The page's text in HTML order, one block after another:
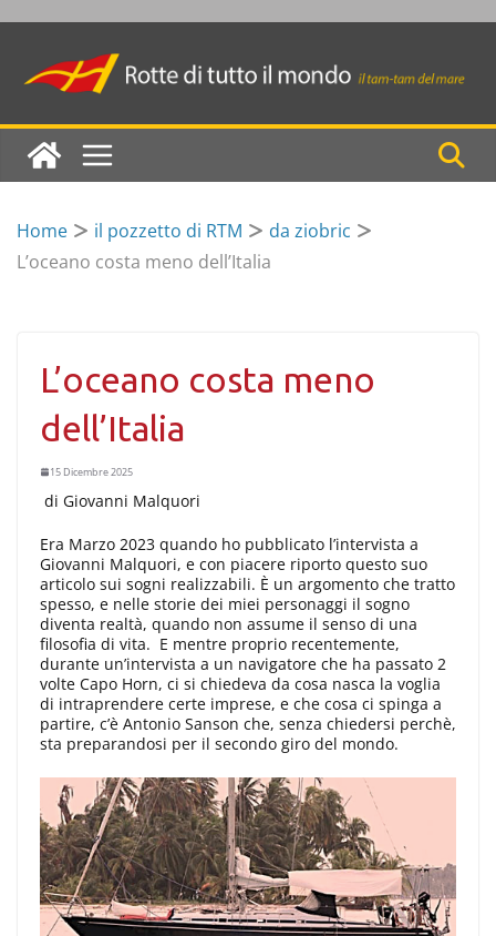
to
Home il pozzetto di RTM
da ziobric
L’oceano costa meno dell’Italia
L’oceano costa meno
dell’Italia
15 Dicembre 2025
di Giovanni Malquori
Era Marzo 2023 quando ho pubblicato l’intervista a
Giovanni Malquori, e con piacere riporto questo suo
articolo sui sogni realizzabili. È un argomento che tratto
spesso, e nelle storie dei miei personaggi il sogno
diventa realtà, quando non assume il senso di una
filosofia di vita. E mentre proprio recentemente,
durante un’intervista a un navigatore che ha passato 2
volte Capo Horn, ci si chiedeva da cosa nasca la voglia
di intraprendere certe imprese, e che cosa ci spinga a
partire, c’è Antonio Sanson che, senza chiedersi perchè,
sta preparandosi per il secondo giro del mondo.